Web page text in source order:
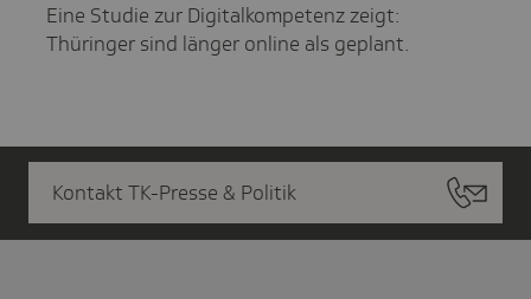
Eine Studie zur Digitalkompetenz zeigt:
Thüringer sind länger online als geplant.
Kontakt TK-Presse & Politik